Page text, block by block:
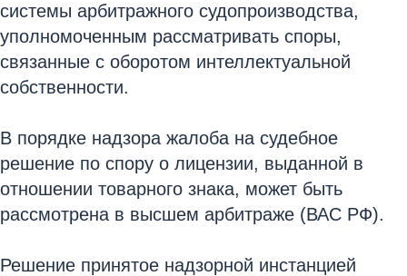
системы арбитражного судопроизводства,
уполномоченным рассматривать споры,
связанные с оборотом интеллектуальной
собственности.
В порядке надзора жалоба на судебное
решение по спору о лицензии, выданной в
отношении товарного знака, может быть
рассмотрена в высшем арбитраже (ВАС РФ).
Решение принятое надзорной инстанцией